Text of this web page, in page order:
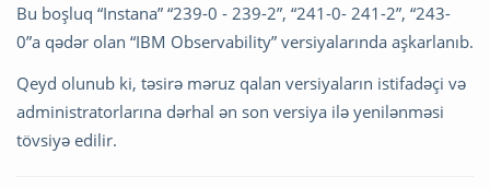
Bu boşluq “Instana” “239-0 - 239-2”, “241-0- 241-2”, “243-
0”a qədər olan “IBM Observability” versiyalarında aşkarlanıb.
Qeyd olunub ki, təsirə məruz qalan versiyaların istifadəçi və
administratorlarına dərhal ən son versiya ilə yenilənməsi
tövsiyə edilir.